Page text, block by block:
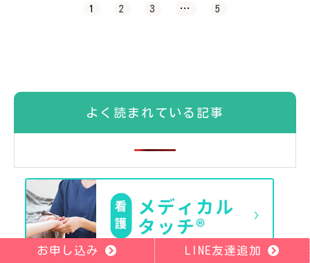
1 2 3 … 5
よく読まれている記事
お申し込み LINE友達追加